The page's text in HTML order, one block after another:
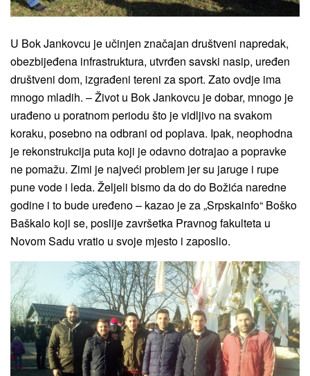
U Bok Jankovcu je učinjen značajan društveni napredak,
obezbijeđena infrastruktura, utvrđen savski nasip, uređen
društveni dom, izgrađeni tereni za sport. Zato ovdje ima
mnogo mladih. – Život u Bok Jankovcu je dobar, mnogo je
urađeno u poratnom periodu što je vidljivo na svakom
koraku, posebno na odbrani od poplava. Ipak, neophodna
je rekonstrukcija puta koji je odavno dotrajao a popravke
ne pomažu. Zimi je najveći problem jer su jaruge i rupe
pune vode i leda. Željeli bismo da do do Božića naredne
godine i to bude uređeno – kazao je za „Srpskainfo“ Boško
Baškalo koji se, poslije završetka Pravnog fakulteta u
Novom Sadu vratio u svoje mjesto i zaposlio.